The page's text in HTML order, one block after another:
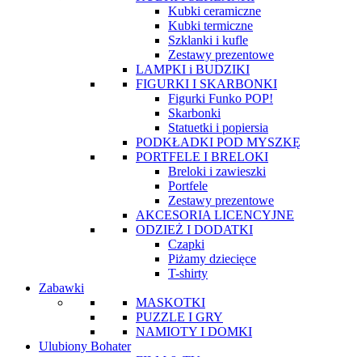
Kubki ceramiczne
Kubki termiczne
Szklanki i kufle
Zestawy prezentowe
LAMPKI i BUDZIKI
FIGURKI I SKARBONKI
Figurki Funko POP!
Skarbonki
Statuetki i popiersia
PODKŁADKI POD MYSZKĘ
PORTFELE I BRELOKI
Breloki i zawieszki
Portfele
Zestawy prezentowe
AKCESORIA LICENCYJNE
ODZIEŻ I DODATKI
Czapki
Piżamy dziecięce
T-shirty
Zabawki
MASKOTKI
PUZZLE I GRY
NAMIOTY I DOMKI
Ulubiony Bohater